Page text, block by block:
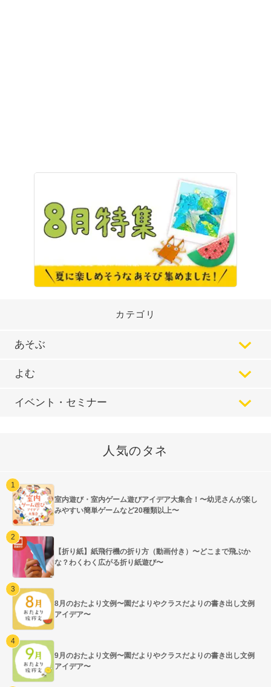
カテゴリ
あそぶ
よむ
イベント・セミナー
人気のタネ
室内遊び・室内ゲーム遊びアイデア大集合！〜幼児さんが楽し
みやすい簡単ゲームなど20種類以上〜
【折り紙】紙飛行機の折り方（動画付き）〜どこまで飛ぶか
な？わくわく広がる折り紙遊び〜
8月のおたより文例〜園だよりやクラスだよりの書き出し文例
アイデア〜
9月のおたより文例〜園だよりやクラスだよりの書き出し文例
アイデア〜